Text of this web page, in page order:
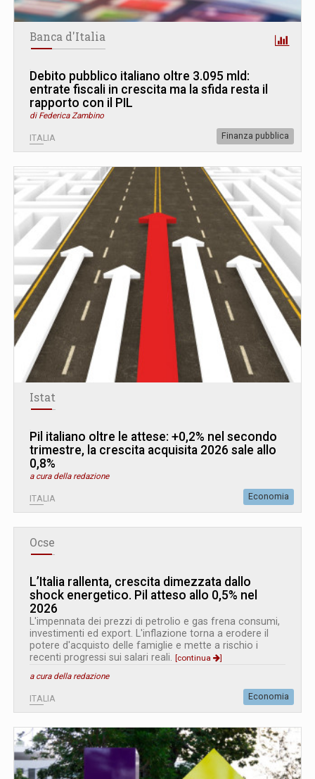
Banca d'Italia
Debito pubblico italiano oltre 3.095 mld:
entrate fiscali in crescita ma la sfida resta il
rapporto con il PIL
di Federica Zambino
ITALIA Finanza pubblica
Istat
Pil italiano oltre le attese: +0,2% nel secondo
trimestre, la crescita acquisita 2026 sale allo
0,8%
a cura della redazione
ITALIA Economia
Ocse
L’Italia rallenta, crescita dimezzata dallo
shock energetico. Pil atteso allo 0,5% nel
2026
L'impennata dei prezzi di petrolio e gas frena consumi,
investimenti ed export. L'inflazione torna a erodere il
potere d'acquisto delle famiglie e mette a rischio i
recenti progressi sui salari reali.
[continua
]
a cura della redazione
ITALIA Economia